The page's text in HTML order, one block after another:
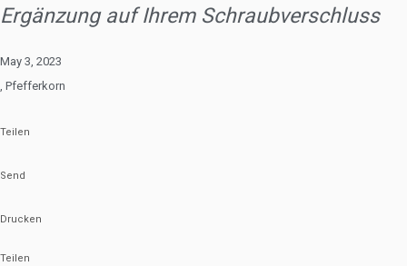
Ergänzung auf Ihrem Schraubverschluss
May 3, 2023
Pfefferkorn
Teilen
Send
Drucken
Teilen